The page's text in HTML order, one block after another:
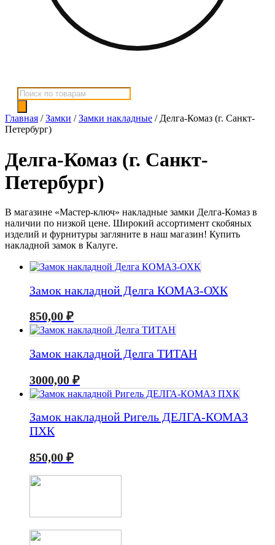
Поиск
товаров
Главная /Замки /Замки накладные / Делга-Комаз (г. Санкт-
Петербург)
Делга-Комаз (г. Санкт-
Петербург)
В магазине «Мастер-ключ» накладные замки Делга-Комаз в
наличии по низкой цене. Широкий ассортимент скобяных
изделий и фурнитуры загляните в наш магазин! Купить
накладной замок в Калуге.
Замок накладной Делга КОМАЗ-ОХК
850,00 ₽
Замок накладной Делга ТИТАН
3000,00 ₽
Замок накладной Ригель ДЕЛГА-КОМАЗ
ПХК
850,00 ₽